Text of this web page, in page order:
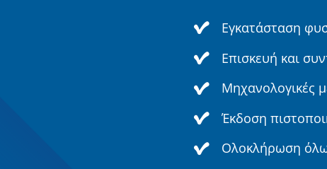
Εγκατάσταση
Επισκευή και
Μηχανολογικές
Έκδοση
Ολοκλήρωση